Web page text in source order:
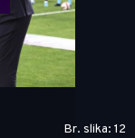
Br. slika: 12